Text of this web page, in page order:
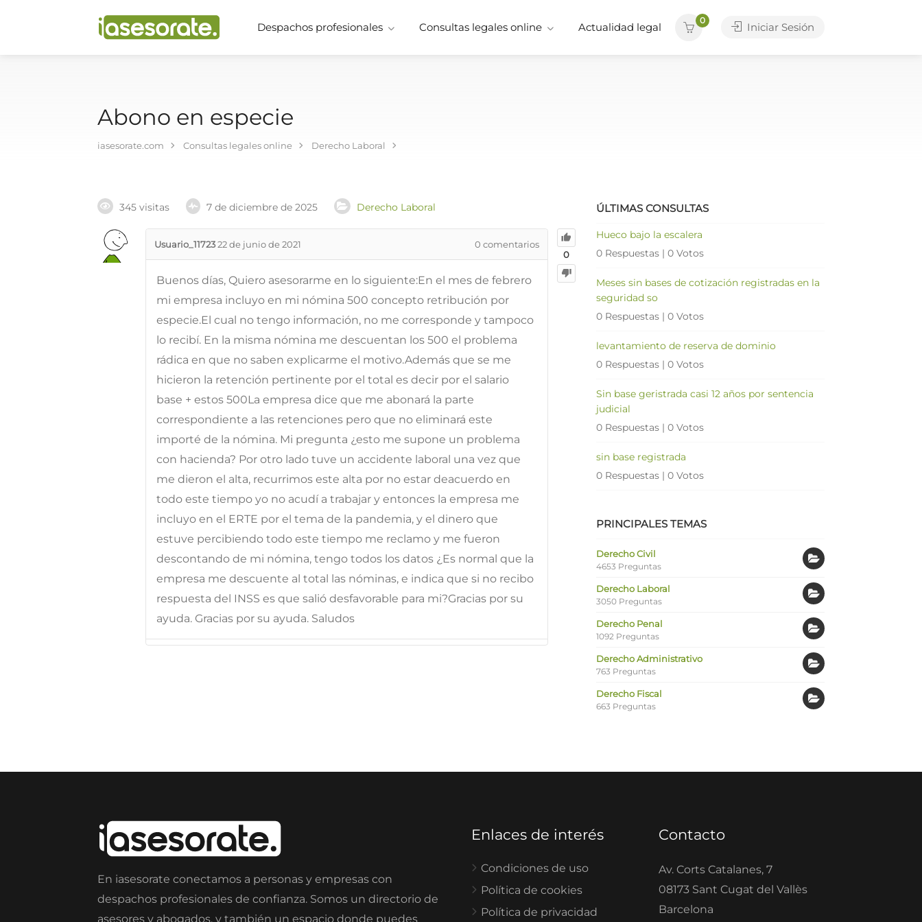
Despachos profesionales Consultas legales online Actualidad legal
0
Iniciar Sesión
Abono en especie
iasesorate.com Consultas legales online Derecho Laboral
345 visitas 7 de diciembre de 2025 Derecho Laboral
0
Usuario_1172322 de junio de 2021 0 comentarios
Buenos días, Quiero asesorarme en lo siguiente:En el mes de febrero
mi empresa incluyo en mi nómina 500 concepto retribución por
especie.El cual no tengo información, no me corresponde y tampoco
lo recibí. En la misma nómina me descuentan los 500 el problema
rádica en que no saben explicarme el motivo.Además que se me
hicieron la retención pertinente por el total es decir por el salario
base + estos 500La empresa dice que me abonará la parte
correspondiente a las retenciones pero que no eliminará este
importé de la nómina. Mi pregunta ¿esto me supone un problema
con hacienda? Por otro lado tuve un accidente laboral una vez que
me dieron el alta, recurrimos este alta por no estar deacuerdo en
todo este tiempo yo no acudí a trabajar y entonces la empresa me
incluyo en el ERTE por el tema de la pandemia, y el dinero que
estuve percibiendo todo este tiempo me reclamo y me fueron
descontando de mi nómina, tengo todos los datos ¿Es normal que la
empresa me descuente al total las nóminas, e indica que si no recibo
respuesta del INSS es que salió desfavorable para mi?Gracias por su
ayuda. Gracias por su ayuda. Saludos
ÚLTIMAS CONSULTAS
Hueco bajo la escalera
0 Respuestas | 0 Votos
Meses sin bases de cotización registradas en la
seguridad so
0 Respuestas | 0 Votos
levantamiento de reserva de dominio
0 Respuestas | 0 Votos
Sin base geristrada casi 12 años por sentencia
judicial
0 Respuestas | 0 Votos
sin base registrada
0 Respuestas | 0 Votos
PRINCIPALES TEMAS
Derecho Civil
4653 Preguntas
Derecho Laboral
3050 Preguntas
Derecho Penal
1092 Preguntas
Derecho Administrativo
763 Preguntas
Derecho Fiscal
663 Preguntas
En iasesorate conectamos a personas y empresas con
despachos profesionales de confianza. Somos un directorio de
asesores y abogados, y también un espacio donde puedes
Enlaces de interés
Condiciones de uso
Política de cookies
Política de privacidad
Contacto
Av. Corts Catalanes, 7
08173 Sant Cugat del Vallès
Barcelona